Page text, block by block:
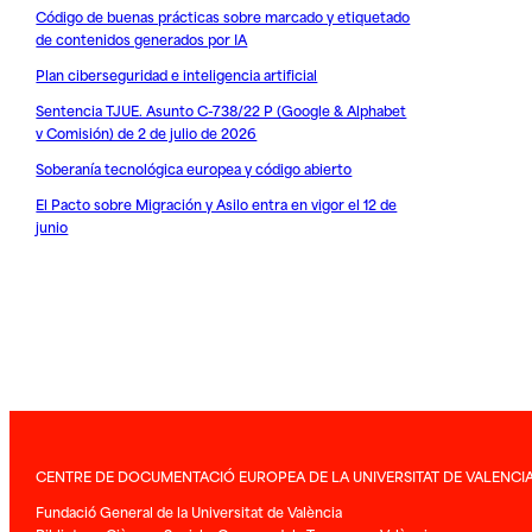
Código de buenas prácticas sobre marcado y etiquetado
de contenidos generados por IA
Plan ciberseguridad e inteligencia artificial
Sentencia TJUE. Asunto C-738/22 P (Google & Alphabet
v Comisión) de 2 de julio de 2026
Soberanía tecnológica europea y código abierto
El Pacto sobre Migración y Asilo entra en vigor el 12 de
junio
CENTRE DE DOCUMENTACIÓ EUROPEA DE LA UNIVERSITAT DE
Fundació General de la Universitat de València